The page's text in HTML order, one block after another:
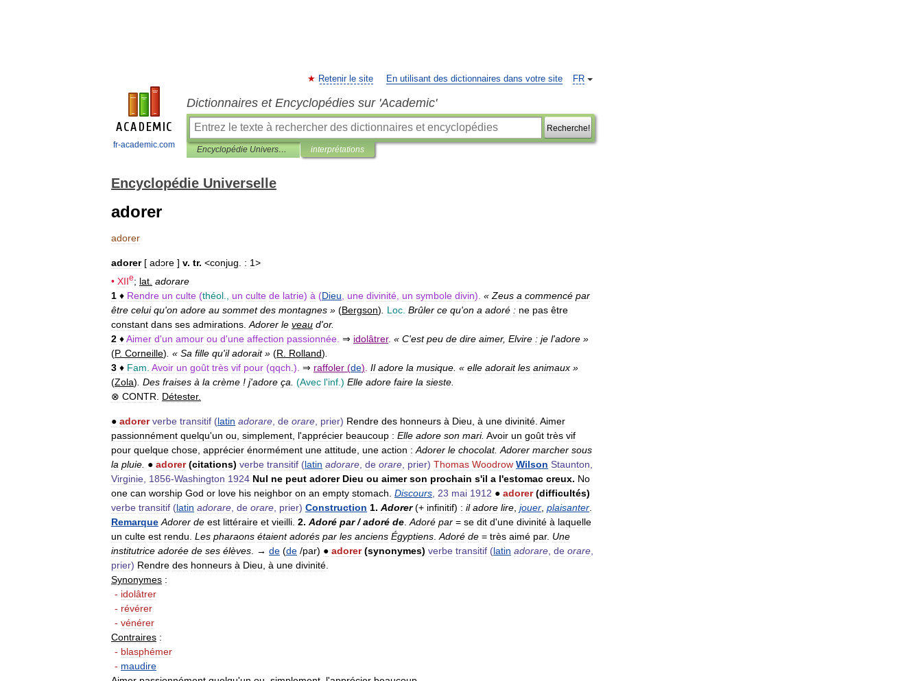
fr-academic.com
FR
Retenir le site En utilisant des dictionnaires dans votre site
Dictionnaires et Encyclopédies sur 'Academic'
Recherche!
Encyclopédie Universelle interprétations
Encyclopédie Universelle
adorer
adorer
adorer[ adɔre ] v. tr. <conjug : 1>
• XIIe; lat adorare
1 ♦ Rendre un culte (théol un culte de latrie) à (Dieu une divinité un symbole divin). « Zeus a commencé par
être celui qu'on adore au sommet des montagnes » (Bergson) Loc Brûler ce qu'on a adoré : ne pas être
constant dans ses admirations Adorer le veau d'or.
2 ♦Aimer d'un amour ou d'une affection passionnée ⇒ idolâtrer. « C'est peu de dire aimer, Elvire : je l'adore »
(P. Corneille) . « Sa fille qu'il adorait» (R Rolland)
3 ♦ Fam Avoir un goût très vif pour (qqch .). ⇒ raffoler (de) Il adore la musique . « elle adorait les animaux »
(Zola) Des fraises à la crème ! j'adore ça (Avec l'inf .) Elle adore faire la sieste
⊗ CONTR Détester.
● adorer verbe transitif (latin adorare de orare prier) Rendre des honneurs à Dieu à une divinité Aimer
passionnément quelqu'un ou simplement l'apprécier beaucoup : Elle adore son mari. Avoir un goût très vif
pour quelque chose apprécier énormément une attitude une action : Adorer le chocolat. Adorer marcher sous
la pluie ● adorer(citations) verbe transitif (latin adorare de orare prier) Thomas Woodrow Wilson Staunton
Virginie 1856-Washington 1924 Nul ne peut adorer Dieu ou aimer son prochain s'il a l'estomac creux. No
one can worship God or love his neighbor on an empty stomach Discours 23 mai 1912 ● adorer(difficultés)
verbe transitif (latin adorare de orare prier) Construction 1. Adorer(+ infinitif) : il adore lire jouer plaisanter
Remarque Adorer de est littéraire et vieilli 2. Adoré par/adoré de Adoré par = se dit d'une divinité à laquelle
un culte est rendu Les pharaons étaient adorés par les anciens Égyptiens Adoré de = très aimé par. Une
institutrice adorée de ses élèves . → de (de /par) ● adorer(synonymes) verbe transitif (latin adorare de orare
prier) Rendre des honneurs à Dieu à une divinité
Synonymes :
- idolâtrer
- révérer
- vénérer
Contraires :
- blasphémer
- maudire